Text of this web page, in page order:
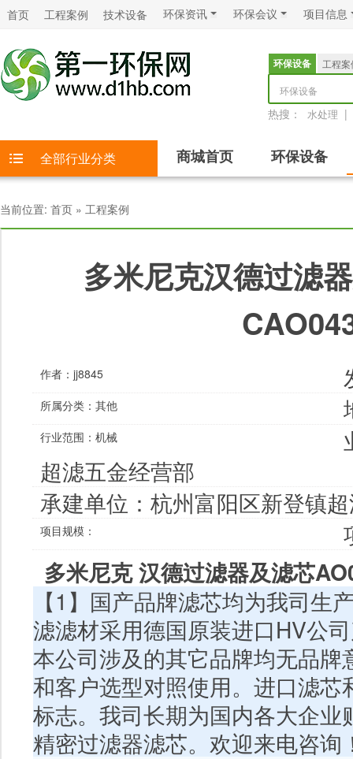
首页 工程案例 技术设备 环保资讯 环保会议 项目信息
环保设备
工程案
环保设备
热搜： 水处理 |
全部行业分类 商城首页 环保设备
当前位置: 首页 » 工程案例
多米尼克汉德过滤
作者： jj8845
所属分类： 其他
行业范围： 机械
超滤五金经营部
承建单位： 杭州富阳区新登镇
项目规模：
多米尼克 汉德过滤器及滤芯
【1 】国产品牌滤芯均为我司生
滤滤材采用德国原装进口HV公
本公司涉及的其它品牌均无品
和客户选型对照使用。进口滤
标志。我司长期为国内各大企
精密过滤器滤芯。欢迎来电咨询